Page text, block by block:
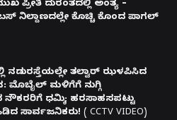
ಪ್ರೀತಿ ದುರಂತದಲ್ಲಿ ಅಂತ್ಯ –
ನಿಲ್ದಾಣದಲ್ಲೇ ಕೊಚ್ಚಿ ಕೊಂದ ಪಾಗಲ್
ತಲ್ವಾರ್ ಝಳಪಿಸಿದ
ಮೊಬೈಲ್ ಮಳಿಗೆಗೆ ನುಗ್ಗಿ
ನೌಕರರಿಗೆ ಧಮ್ಕಿ; ಹರಸಾಹಸಪಟ್ಟು
ಸಾರ್ವಜನಿಕರು! ( CCTV VIDEO)